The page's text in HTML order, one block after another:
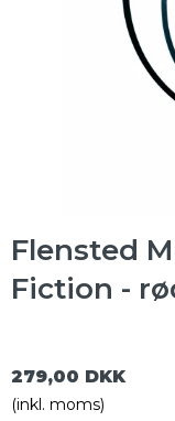
Flensted
Fiction -
279,00 DKK
(inkl. moms)